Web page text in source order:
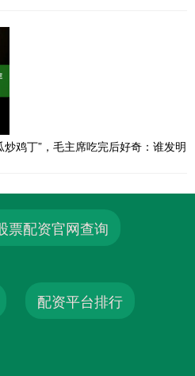
鸡丁”，毛主席吃完后好奇：谁发明
票配资官网查询
配资平台排行